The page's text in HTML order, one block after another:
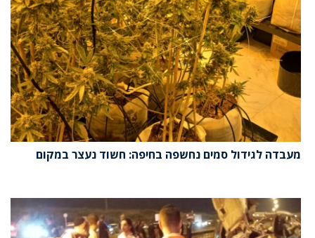
מעבדה לגידול סמים נחשפה בחיפה: חשוד נעצר במקום